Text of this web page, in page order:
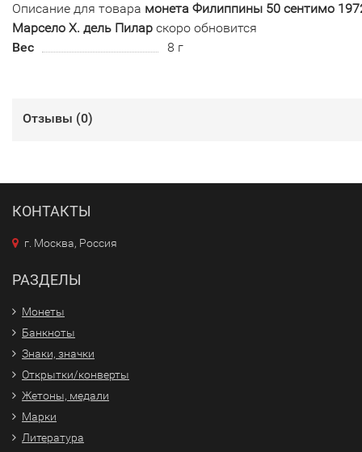
Описание для товара монета Филиппины 50 сентимо
Марсело Х. дель Пилар скоро обновится
Вес
8 г
Отзывы (0)
КОНТАКТЫ
г. Москва, Россия
РАЗДЕЛЫ
Монеты
Банкноты
Знаки, значки
Открытки/конверты
Жетоны, медали
Марки
Литература